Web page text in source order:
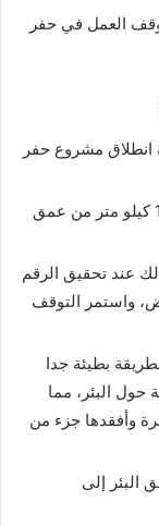
توقف العمل في حفر
1970م كان بداية انطلاق مشروع حفر
وكان الهدف من المشروع الوصول إلى 15 كيلو متر من عمق
في المشروع عام 1983م وذلك عند تحقيق الرقم
واستمر التوقف
بطيئة جدا
حول البئر، مما
5000مترًا بالحفرة وأفقدها جزء من
ليصل عمق البئر إلى